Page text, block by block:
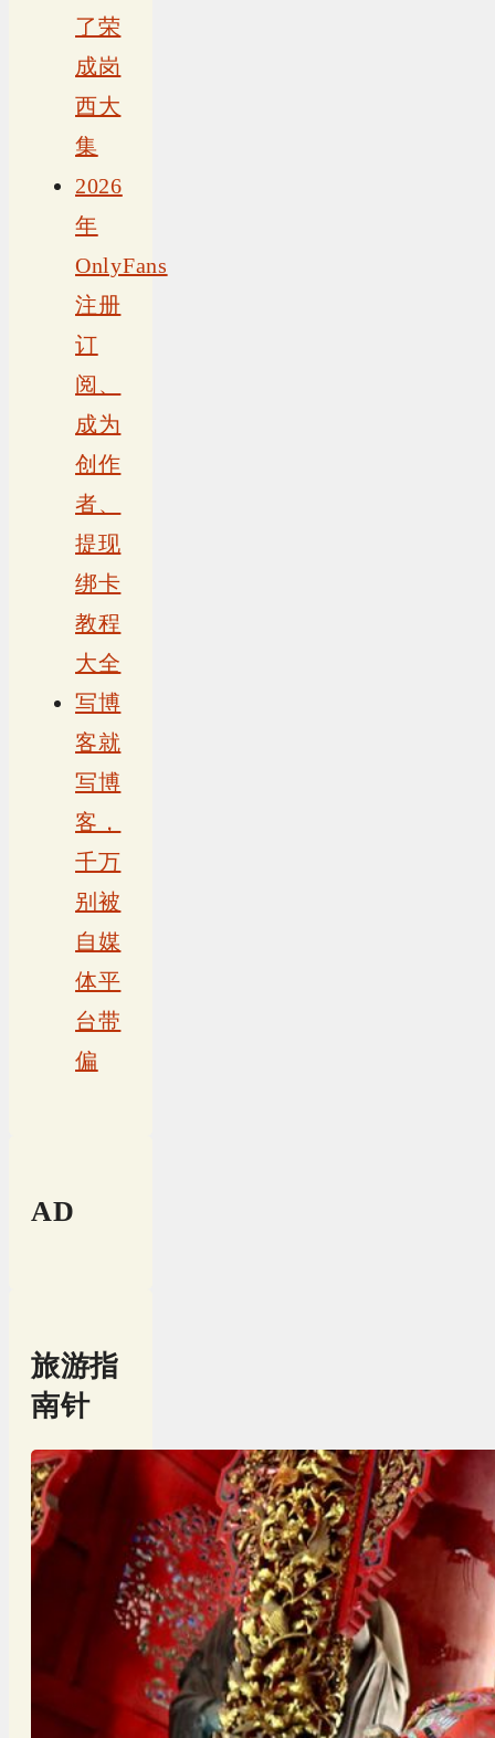
了荣
成岗
西大
集
2026
年
OnlyFans
注册
订
阅、
成为
创作
者、
提现
绑卡
教程
大全
写博
客就
写博
客，
千万
别被
自媒
体平
台带
偏
AD
旅游指
南针